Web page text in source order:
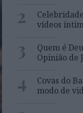
2
vídeos
3
Quem é
Opinião de
4
Covas do
modo de